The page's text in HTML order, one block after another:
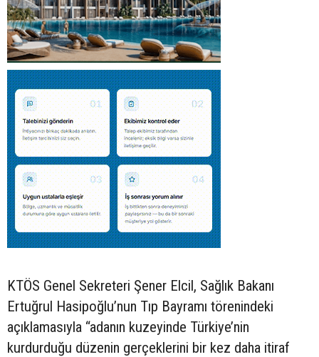
KTÖS Genel Sekreteri Şener Elcil, Sağlık Bakanı
Ertuğrul Hasipoğlu’nun Tıp Bayramı törenindeki
açıklamasıyla “adanın kuzeyinde Türkiye’nin
kurdurduğu düzenin gerçeklerini bir kez daha itiraf